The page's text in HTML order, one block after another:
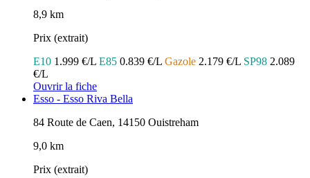
8,9 km
Prix (extrait)
E10 1.999 €/L E85 0.839 €/L Gazole 2.179 €/L SP98 2.089
€/L
Ouvrir la fiche
Esso - Esso Riva Bella
84 Route de Caen, 14150 Ouistreham
9,0 km
Prix (extrait)